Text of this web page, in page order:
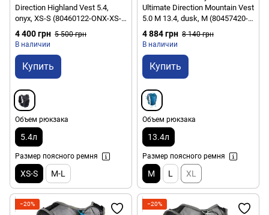
Direction Highland Vest 5.4,
onyx, XS-S (80460122-ONX-XS-
S)
4 400 грн 5 500 грн
В наличии
Купить
Объем рюкзака
5.4л
Размер поясного ремня
XS-S M-L
Ultimate Direction Mountain Vest
5.0 М 13.4, dusk, M (80457420-
DUS-M)
4 884 грн 8 140 грн
В наличии
Купить
Объем рюкзака
13.4л
Размер поясного ремня
M L XL
−20% −20%